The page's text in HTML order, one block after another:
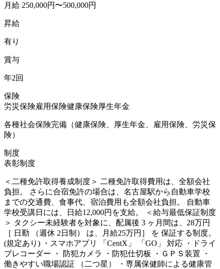
月給 250,000円〜500,000円
昇給
有り
賞与
年2回
保険
労災保険雇用保険健康保険厚生年金
各種社会保険完備（健康保険、厚生年金、雇用保険、労災保
険）
制度
表彰制度
＜二種免許取得養成制度＞ 二種免許取得費用は、全額会社
負担。 さらに合宿免許の場合は、名古屋駅から自動車学校
までの交通費、食事代、宿泊費用も全額会社負担。 自動車
学校受講日には、日給12,000円を支給。 ＜給与最低保証制度
＞ タクシー未経験者を対象に、配属後 3 ヶ月間は、28万円
［ 日勤 （週休 2日制） は、月給25万円］ を 保証する制度。
(規定あり) ・スマホアプリ 「CentX」 「GO」 対応 ・ドライ
ブレコーダー ・ 防犯カメラ ・防犯仕切板 ・ＧＰＳ装置 ・
働きやすい職場認証 （二つ星） ・専属保健師による健康管